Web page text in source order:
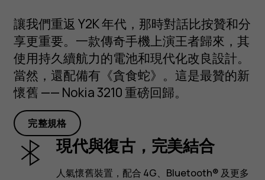
良。3、2、1、0，出發！
讓我們重返 Y2K 年代，那時對話比按贊和分
享更重要。一款傳奇手機上演王者歸來，其
使用持久續航力的電池和現代化改良設計。
當然，還配備有《貪食蛇》。這是最贊的新
懷舊 —— Nokia 3210 重磅回歸。
完整規格
現代與復古，完美結合
人氣懷舊裝置，配合 4G、Bluetooth® 及更多